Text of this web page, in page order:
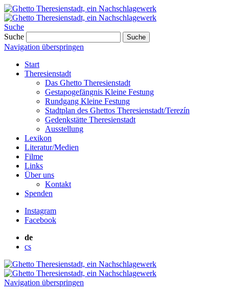
Suche
Suche
Suche
Navigation überspringen
Start
Theresienstadt
Das Ghetto Theresienstadt
Gestapogefängnis Kleine Festung
Rundgang Kleine Festung
Stadtplan des Ghettos Theresienstadt/Terezín
Gedenkstätte Theresienstadt
Ausstellung
Lexikon
Literatur/Medien
Filme
Links
Über uns
Kontakt
Spenden
Instagram
Facebook
de
cs
Navigation überspringen